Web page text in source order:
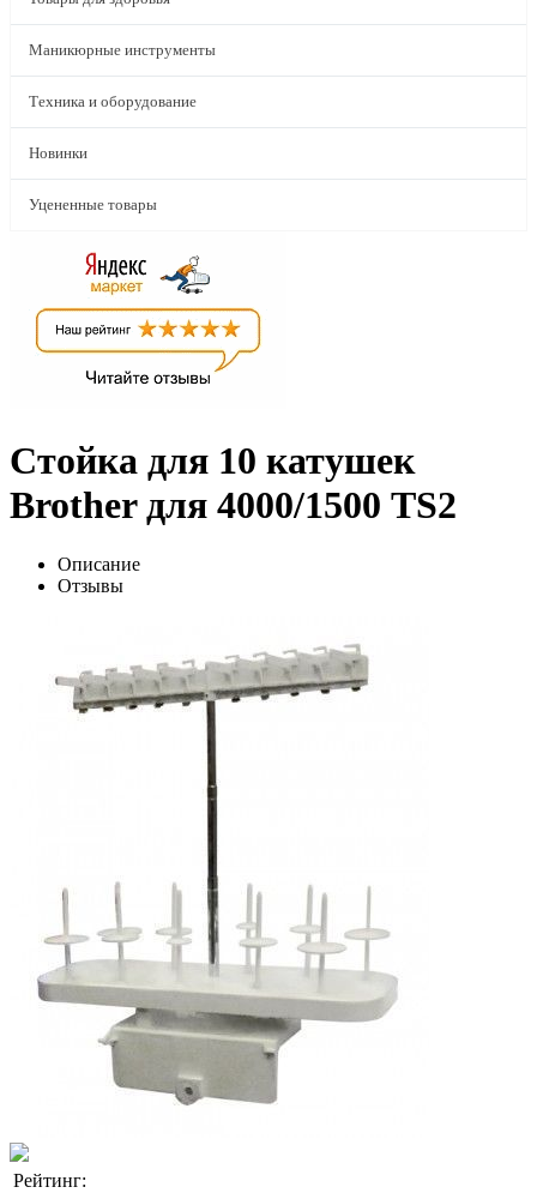
Маникюрные инструменты
Техника и оборудование
Новинки
Уцененные товары
Стойка для 10 катушек
Brother для 4000/1500 TS2
Описание
Отзывы
Рейтинг: